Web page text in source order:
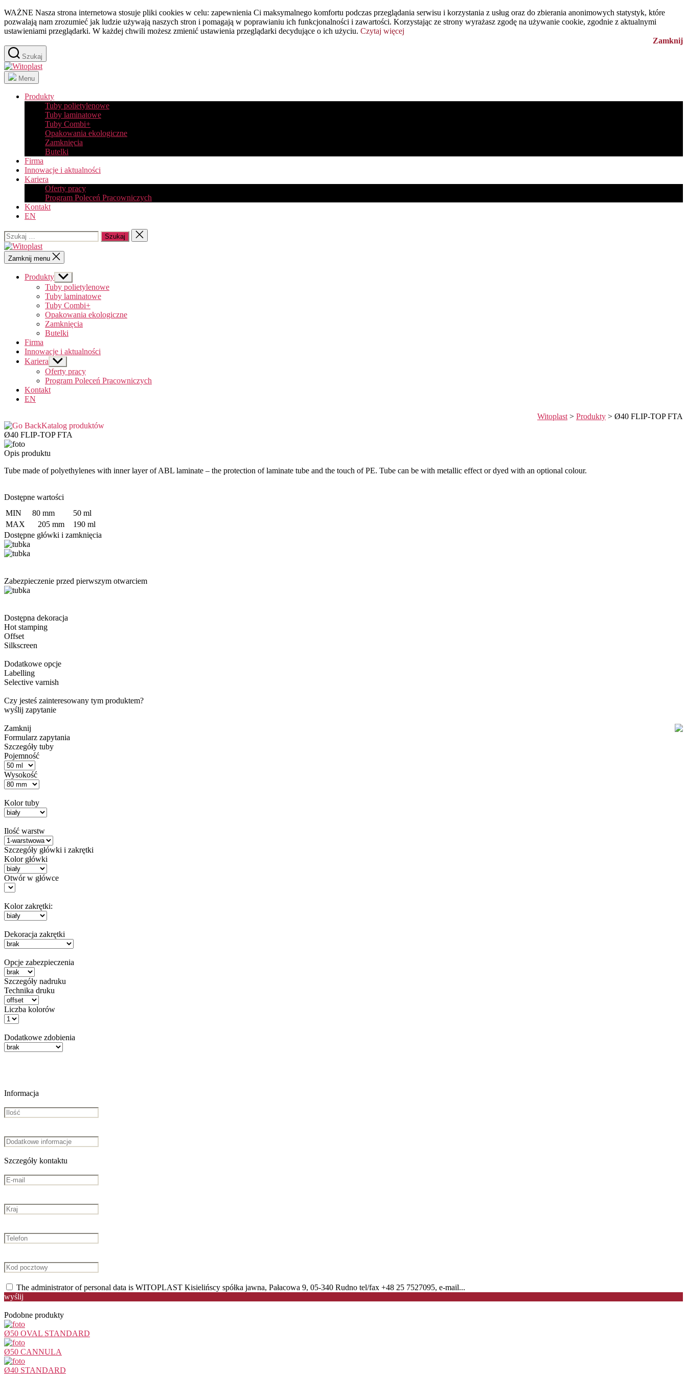
Przejdź
do
treści
WAŻNE Nasza strona internetowa stosuje pliki cookies w celu: zapewnienia Ci maksymalnego komfortu podczas przeglądania serwisu i korzystania z usług oraz do zbierania anonimowych statystyk, które
pozwalają nam zrozumieć jak ludzie używają naszych stron i pomagają w poprawianiu ich funkcjonalności i zawartości. Korzystając ze strony wyrażasz zgodę na używanie cookie, zgodnie z aktualnymi
ustawieniami przeglądarki. W każdej chwili możesz zmienić ustawienia przeglądarki decydujące o ich użyciu. Czytaj więcej
Zamknij
Szukaj
Witoplast
Menu
Produkty
Tuby polietylenowe
Tuby laminatowe
Tuby Combi+
Opakowania ekologiczne
Zamknięcia
Butelki
Firma
Innowacje i aktualności
Kariera
Oferty pracy
Program Poleceń Pracowniczych
Kontakt
EN
Szukaj:
Zamknij
wyszukiwanie
Witoplast
Zamknij menu
Produkty Pokaż
podmenu
Tuby polietylenowe
Tuby laminatowe
Tuby Combi+
Opakowania ekologiczne
Zamknięcia
Butelki
Firma
Innowacje i aktualności
Kariera Pokaż
podmenu
Oferty pracy
Program Poleceń Pracowniczych
Kontakt
EN
Witoplast > Produkty > Ø40 FLIP-TOP FTA
Katalog produktów
Ø40 FLIP-TOP FTA
Opis produktu
Tube made of polyethylenes with inner layer of ABL laminate – the protection of laminate tube and the touch of PE. Tube can be with metallic effect or dyed with an optional colour.
Dostępne wartości
MIN
80 mm
50 ml
MAX
205 mm
190 ml
Dostępne główki i zamknięcia
Zabezpieczenie przed pierwszym otwarciem
Dostępna dekoracja
Hot stamping
Offset
Silkscreen
Dodatkowe opcje
Labelling
Selective varnish
Czy jesteś zainteresowany tym produktem?
wyślij zapytanie
Zamknij
Formularz zapytania
Szczegóły tuby
Pojemność
Wysokość
Kolor tuby
Ilość warstw
Szczegóły główki i zakrętki
Kolor główki
Otwór w główce
Kolor zakrętki:
Dekoracja zakrętki
Opcje zabezpieczenia
Szczegóły nadruku
Technika druku
Liczba kolorów
Dodatkowe zdobienia
Informacja
Szczegóły kontaktu
The administrator of personal data is WITOPLAST Kisielińscy spółka jawna, Pałacowa 9, 05-340 Rudno tel/fax +48 25 7527095, e-mail...
wyślij
Podobne produkty
Ø50 OVAL STANDARD
Ø50 CANNULA
Ø40 STANDARD